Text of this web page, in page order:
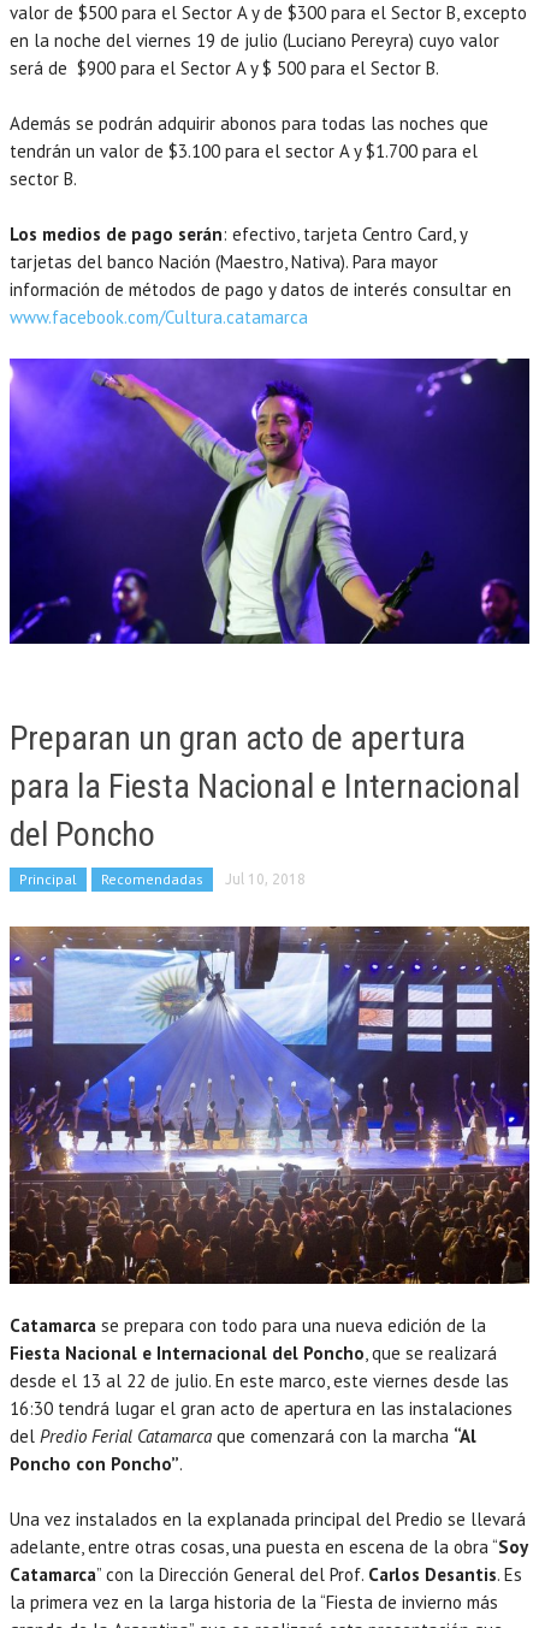
valor de $500 para el Sector A y de $300 para el Sector B, excepto
en la noche del viernes 19 de julio (Luciano Pereyra) cuyo valor
será de $900 para el Sector A y $ 500 para el Sector B.
Además se podrán adquirir abonos para todas las noches que
tendrán un valor de $3.100 para el sector A y $1.700 para el
sector B.
Los medios de pago serán: efectivo, tarjeta Centro Card, y
tarjetas del banco Nación (Maestro, Nativa). Para mayor
información de métodos de pago y datos de interés consultar en
www.facebook.com/Cultura.catamarca
Preparan un gran acto de apertura
para la Fiesta Nacional e Internacional
del Poncho
Principal Recomendadas Jul 10, 2018
Catamarca se prepara con todo para una nueva edición de la
Fiesta Nacional e Internacional del Poncho, que se realizará
desde el 13 al 22 de julio. En este marco, este viernes desde las
16:30 tendrá lugar el gran acto de apertura en las instalaciones
del Predio Ferial Catamarca que comenzará con la marcha “Al
Poncho con Poncho”.
Una vez instalados en la explanada principal del Predio se llevará
adelante, entre otras cosas, una puesta en escena de la obra “Soy
Catamarca” con la Dirección General del Prof. Carlos Desantis. Es
la primera vez en la larga historia de la “Fiesta de invierno más